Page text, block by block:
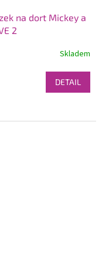
na dort Mickey a
2
Skladem
DETAIL